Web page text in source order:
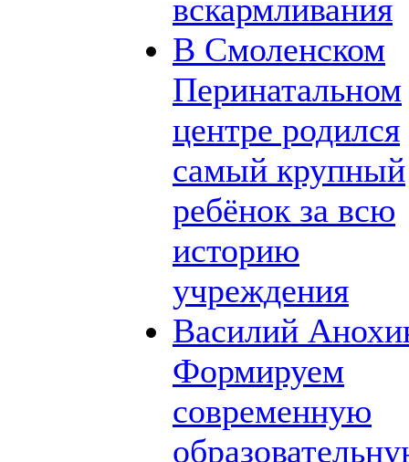
вскармливания
В Смоленском
Перинатальном
центре родился
самый крупный
ребёнок за всю
историю
учреждения
Василий
Формируем
современную